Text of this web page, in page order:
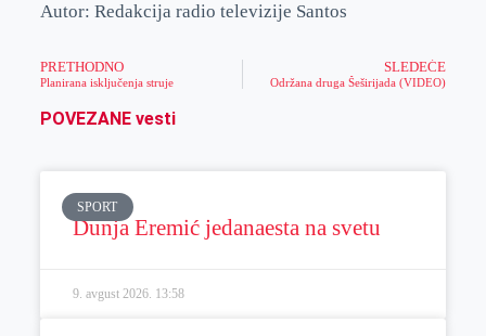
Autor: Redakcija radio televizije Santos
PRETHODNO
Planirana isključenja struje
SLEDEĆE
Održana druga Šeširijada (VIDEO)
POVEZANE vesti
SPORT
Dunja Eremić jedanaesta na svetu
9. avgust 2026. 13:58